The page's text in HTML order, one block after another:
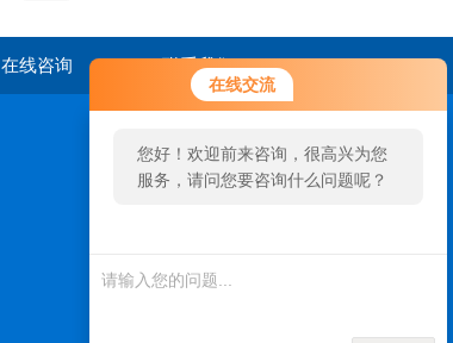
在线交流
您好！欢迎前来咨询，很高兴为您
服务，请问您要咨询什么问题呢？
在线咨询 联系我们